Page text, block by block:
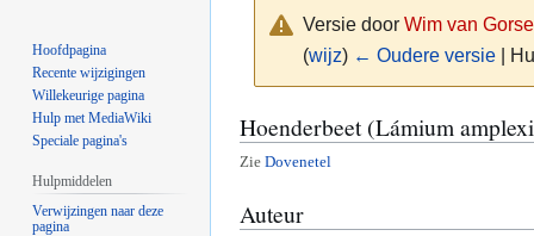
Versie door Wim van
(wijz) ← Oudere versie|
Naar
navigatie
springen
Naar
zoeken
springen
Hoenderbeet (Lámium
Zie Dovenetel
Auteur
Hoofdpagina
Recente wijzigingen
Willekeurige pagina
Hulp met MediaWiki
Speciale pagina's
Hulpmiddelen
Verwijzingen naar deze
pagina